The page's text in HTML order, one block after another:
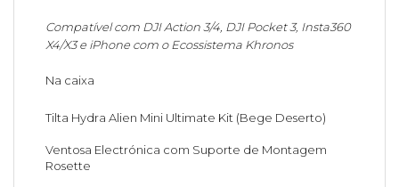
Compatível com DJI Action 3/4, DJI Pocket 3, Insta360
X4/X3 e iPhone com o Ecossistema Khronos
Na caixa
Tilta Hydra Alien Mini Ultimate Kit (Bege Deserto)
Ventosa Electrónica com Suporte de Montagem
Rosette